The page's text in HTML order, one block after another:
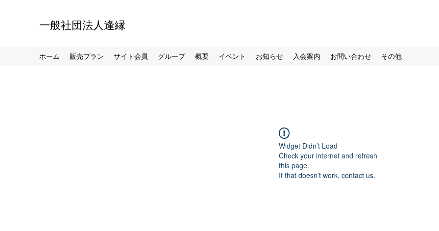
一般社団法人逢縁
ホーム 販売プラン サイト会員 グループ 概要 イベント お知らせ 入会案内 お問い合わせ その他
Widget Didn’t Load
Check your internet and refresh
this page.
If that doesn’t work, contact us.